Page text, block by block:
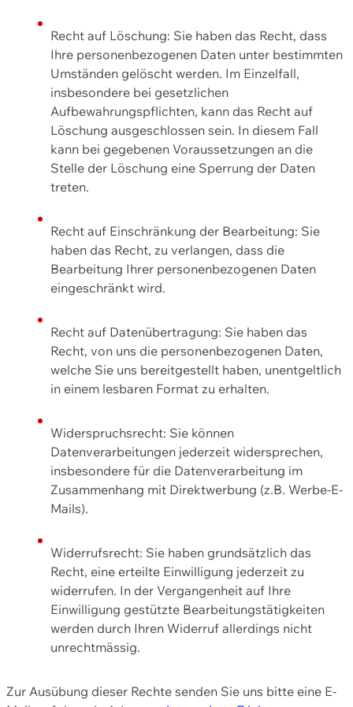
Recht auf Löschung: Sie haben das Recht, dass
Ihre personenbezogenen Daten unter bestimmten
Umständen gelöscht werden. Im Einzelfall,
insbesondere bei gesetzlichen
Aufbewahrungspflichten, kann das Recht auf
Löschung ausgeschlossen sein. In diesem Fall
kann bei gegebenen Voraussetzungen an die
Stelle der Löschung eine Sperrung der Daten
treten.
Recht auf Einschränkung der Bearbeitung: Sie
haben das Recht, zu verlangen, dass die
Bearbeitung Ihrer personenbezogenen Daten
eingeschränkt wird.
Recht auf Datenübertragung: Sie haben das
Recht, von uns die personenbezogenen Daten,
welche Sie uns bereitgestellt haben, unentgeltlich
in einem lesbaren Format zu erhalten.
Widerspruchsrecht: Sie können
Datenverarbeitungen jederzeit widersprechen,
insbesondere für die Datenverarbeitung im
Zusammenhang mit Direktwerbung (z.B. Werbe-E-
Mails).
Widerrufsrecht: Sie haben grundsätzlich das
Recht, eine erteilte Einwilligung jederzeit zu
widerrufen. In der Vergangenheit auf Ihre
Einwilligung gestützte Bearbeitungstätigkeiten
werden durch Ihren Widerruf allerdings nicht
unrechtmässig.
Zur Ausübung dieser Rechte senden Sie uns bitte eine E-